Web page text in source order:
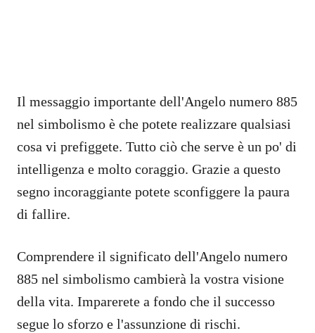
Il messaggio importante dell'Angelo numero 885
nel simbolismo è che potete realizzare qualsiasi
cosa vi prefiggete. Tutto ciò che serve è un po' di
intelligenza e molto coraggio. Grazie a questo
segno incoraggiante potete sconfiggere la paura
di fallire.
Comprendere il significato dell'Angelo numero
885 nel simbolismo cambierà la vostra visione
della vita. Imparerete a fondo che il successo
segue lo sforzo e l'assunzione di rischi.